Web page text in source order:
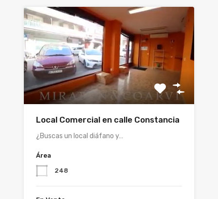
Local Comercial en calle Constancia
¿Buscas un local diáfano y…
Área
248